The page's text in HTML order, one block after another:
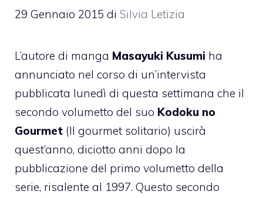
29 Gennaio 2015 di Silvia Letizia
L’autore di manga Masayuki Kusumi ha
annunciato nel corso di un’intervista
pubblicata lunedì di questa settimana che il
secondo volumetto del suo Kodoku no
Gourmet (Il gourmet solitario) uscirà
quest’anno, diciotto anni dopo la
pubblicazione del primo volumetto della
serie, risalente al 1997. Questo secondo